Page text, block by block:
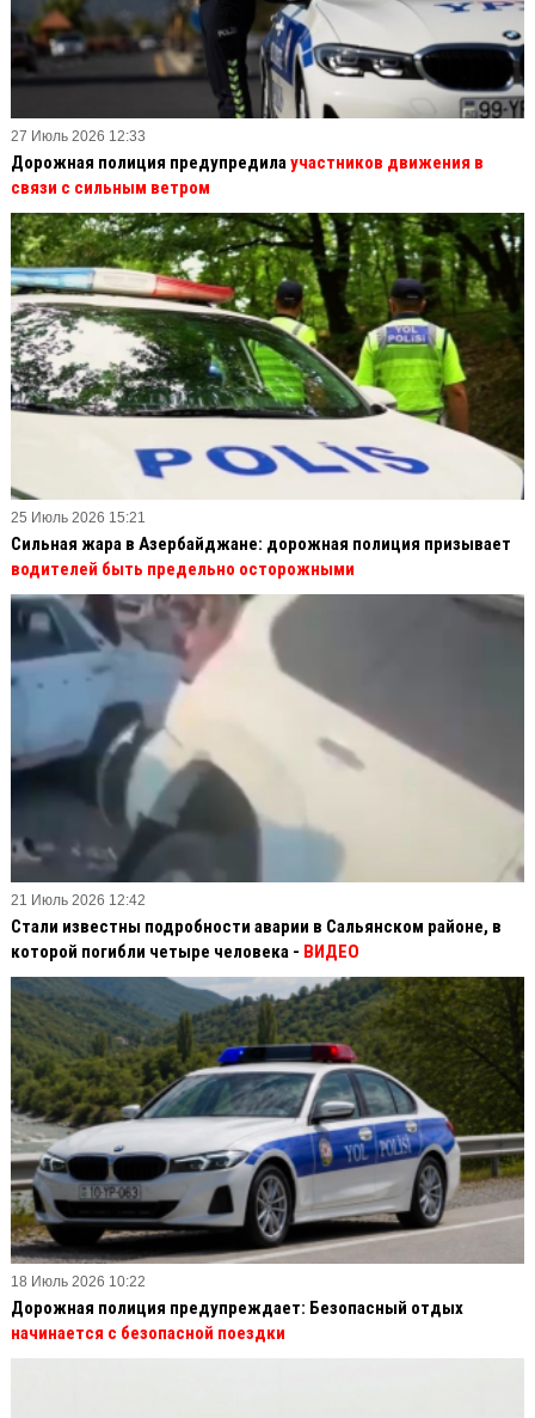
27 Июль 2026 12:33
Дорожная полиция предупредилаучастников движения в
связи с сильным ветром
25 Июль 2026 15:21
Сильная жара в Азербайджане: дорожная полиция призывает
водителей быть предельно осторожными
21 Июль 2026 12:42
Стали известны подробности аварии в Сальянском районе, в
которой погибли четыре человека - ВИДЕО
18 Июль 2026 10:22
Дорожная полиция предупреждает: Безопасный отдых
начинается с безопасной поездки